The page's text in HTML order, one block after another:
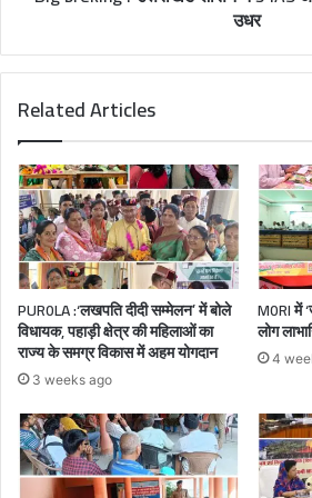
उधर
Related Articles
PUR0LA :‘लखपति दीदी सम्मेलन’ में बोले
विधायक, पहाड़ी क्षेत्र की महिलाओं का
राज्य के समग्र विकास में अहम योगदान
3 weeks ago
M0RI में
लोग
4